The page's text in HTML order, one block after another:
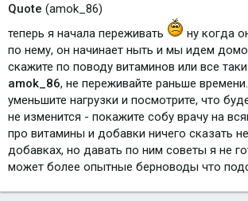
Quote (amok_86)
теперь я начала переживать
ну когда
по нему, он начинает ныть и мы идем
скажите по поводу витаминов или все
amok_86, не переживайте раньше
уменьшите нагрузки и посмотрите, что
не изменится - покажите собу врачу на
про витамины и добавки ничего сказать
добавках, но давать по ним советы я не
может более опытные берноводы что